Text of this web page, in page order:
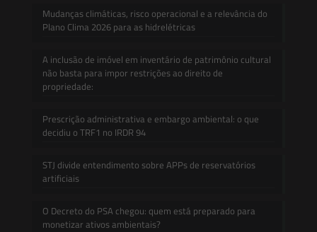
Mudanças climáticas, risco operacional e a relevância do
Plano Clima 2026 para as hidrelétricas
A inclusão de imóvel em inventário de patrimônio cultural
não basta para impor restrições ao direito de
propriedade:
Prescrição administrativa e embargo ambiental: o que
decidiu o TRF1 no IRDR 94
STJ divide entendimento sobre APPs de reservatórios
artificiais
O Decreto do PSA chegou: quem está preparado para
monetizar ativos ambientais?